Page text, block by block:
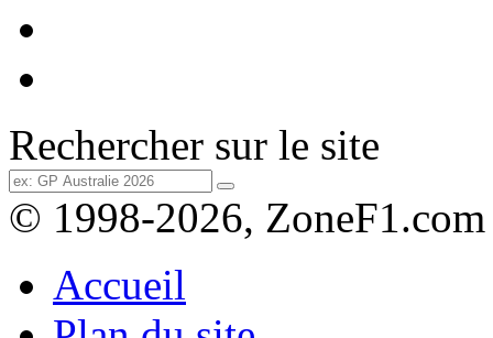
Rechercher sur le site
© 1998-2026, ZoneF1.com
Accueil